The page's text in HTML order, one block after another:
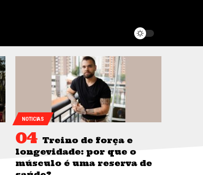
NOTICIAS
Treino de força e
longevidade: por que o
músculo é uma reserva de